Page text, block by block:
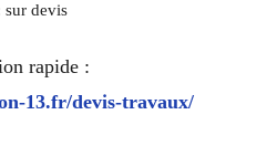
sur devis
rapide :
13.fr/devis-travaux/